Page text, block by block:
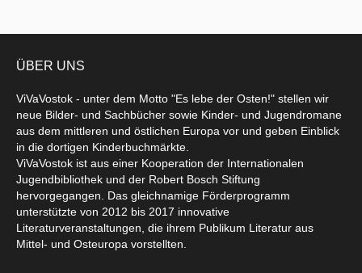
ÜBER UNS
ViVaVostok - unter dem Motto "Es lebe der Osten!" stellen wir
neue Bilder- und Sachbücher sowie Kinder- und Jugendromane
aus dem mittleren und östlichen Europa vor und geben Einblick
in die dortigen Kinderbuchmärkte.
ViVaVostok ist aus einer Kooperation der Internationalen
Jugendbibliothek und der Robert Bosch Stiftung
hervorgegangen. Das gleichnamige Förderprogramm
unterstützte von 2012 bis 2017 innovative
Literaturveranstaltungen, die ihrem Publikum Literatur aus
Mittel- und Osteuropa vorstellten.